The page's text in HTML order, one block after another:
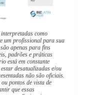
como
um profissional para sua
apenas para fins
padrões e práticas
está em constante
desatualizadas e/ou
não são oficiais.
pontos de vista de
que essas